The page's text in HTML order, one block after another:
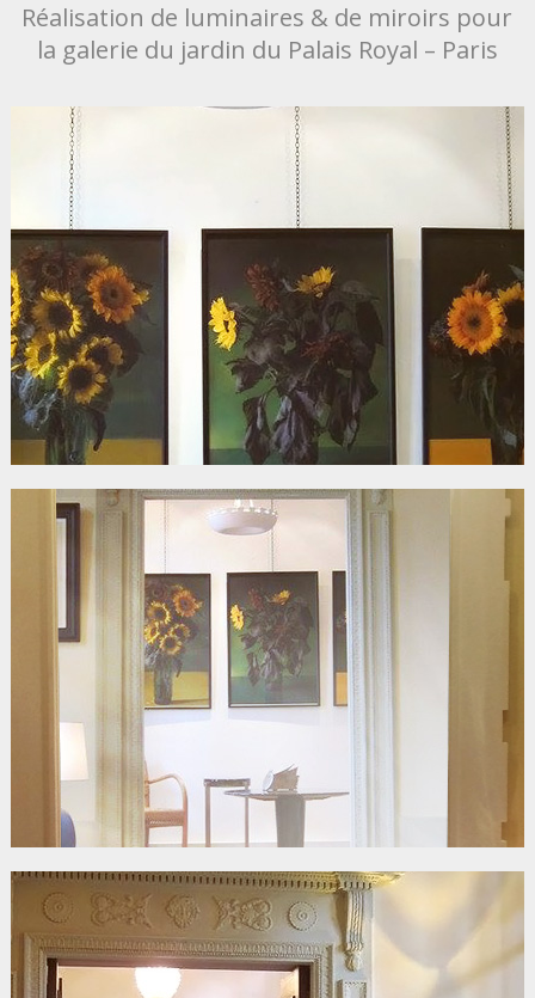
Réalisation de luminaires & de miroirs pour
la galerie du jardin du Palais Royal – Paris